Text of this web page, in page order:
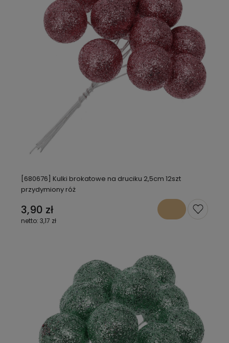
[680676] Kulki brokatowe na druciku 2,5cm 12szt
przydymiony róż
3,90 zł
3,17 zł